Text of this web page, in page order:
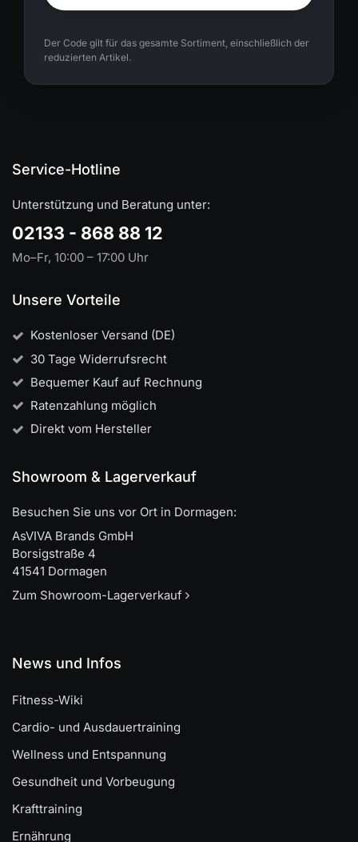
Der Code gilt für das gesamte Sortiment, einschließlich der
reduzierten Artikel.
Service-Hotline
Unterstützung und Beratung unter:
02133 - 868 88 12
Mo–Fr, 10:00 – 17:00 Uhr
Unsere Vorteile
Kostenloser Versand (DE)
30 Tage Widerrufsrecht
Bequemer Kauf auf Rechnung
Ratenzahlung möglich
Direkt vom Hersteller
Showroom & Lagerverkauf
Besuchen Sie uns vor Ort in Dormagen:
AsVIVA Brands GmbH
Borsigstraße 4
41541 Dormagen
Zum Showroom-Lagerverkauf
News und Infos
Fitness-Wiki
Cardio- und Ausdauertraining
Wellness und Entspannung
Gesundheit und Vorbeugung
Krafttraining
Ernährung